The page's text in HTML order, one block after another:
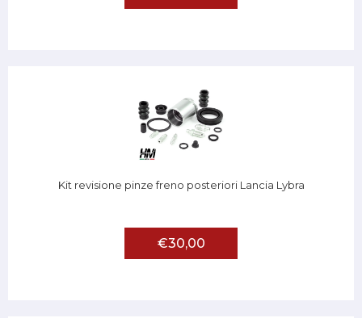
Kit revisione pinze freno posteriori Lancia Lybra
€30,00